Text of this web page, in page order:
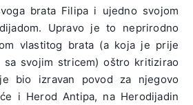
brata Filipa i ujedno svojom
Upravo je to neprirodno
vlastitog brata (a koja je prije
sa svojim stricem) oštro kritizirao
bio izravan povod za njegovo
i Herod Antipa, na Herodijadin